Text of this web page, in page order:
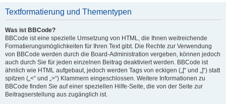
Textformatierung und Thementypen
Was ist BBCode?
BBCode ist eine spezielle Umsetzung von HTML, die Ihnen weitreichende
Formatierungsmöglichkeiten für Ihren Text gibt. Die Rechte zur Verwendung
von BBCode werden durch die Board-Administration vergeben, können jedoch
auch durch Sie für jeden einzelnen Beitrag deaktiviert werden. BBCode ist
ähnlich wie HTML aufgebaut, jedoch werden Tags von eckigen („[“ und „]“) statt
spitzen („<“ und „>“) Klammern eingeschlossen. Weitere Informationen zu
BBCode finden Sie auf einer speziellen Hilfe-Seite, die von der Seite zur
Beitragserstellung aus zugänglich ist.